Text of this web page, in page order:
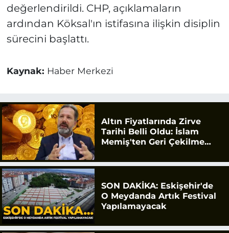
değerlendirildi. CHP, açıklamaların
ardından Köksal'ın istifasına ilişkin disiplin
sürecini başlattı.
Kaynak: Haber Merkezi
Altın Fiyatlarında Zirve
Tarihi Belli Oldu: İslam
Memiş'ten Geri Çekilme
SON DAKİKA: Eskişehir'de
O Meydanda Artık Festival
Yapılamayacak